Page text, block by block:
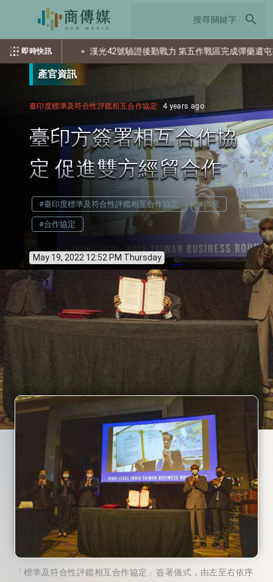
search
即時快訊
資？ 漢光42號驗證後勤戰力 第五作戰區完成彈藥還屯整備
產官資訊
臺印度標準及符合性評鑑相互合作協定 4 years ago
臺印方簽署相互合作協
定 促進雙方經貿合作
#臺印度標準及符合性評鑑相互合作協定 #印度
#合作協定
May 19, 2022 12:52 PM Thursday info
「標準及符合性評鑑相互合作協定」簽署儀式，由左至右依序